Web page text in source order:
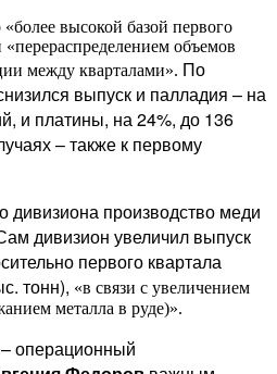
высокой базой первого
объемов
между кварталами». По
выпуск и палладия – на
и платины, на 24%, до 136
– также к первому
дивизиона производство меди
дивизион увеличил выпуск
первого квартала
тонн), «в связи с увеличением
металла в руде)».
операционный